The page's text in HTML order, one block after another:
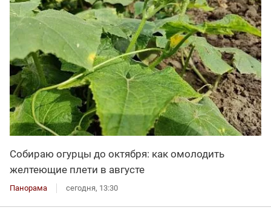
Собираю огурцы до октября: как омолодить
желтеющие плети в августе
Панорама сегодня, 13:30